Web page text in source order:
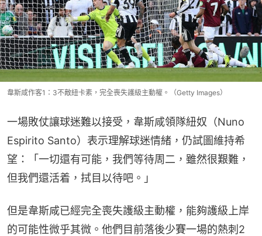
韋斯咸作客1：3不敵紐卡素，完全喪失護級主動權。（Getty Images）
一場敗仗讓球迷難以接受，韋斯咸領隊紐奴（Nuno
Espirito Santo）表示理解球迷情緒，仍試圖維持希
望：「一切還有可能，我們等待周二，雖然很艱難，
但我們還活着，拭目以待吧。」
但是韋斯咸已經完全喪失護級主動權，能夠護級上岸
的可能性微乎其微。他們目前落後少賽一場的熱刺2